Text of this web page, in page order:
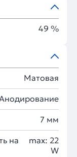
49 %
Матовая
7 мм
на
max: 22
W